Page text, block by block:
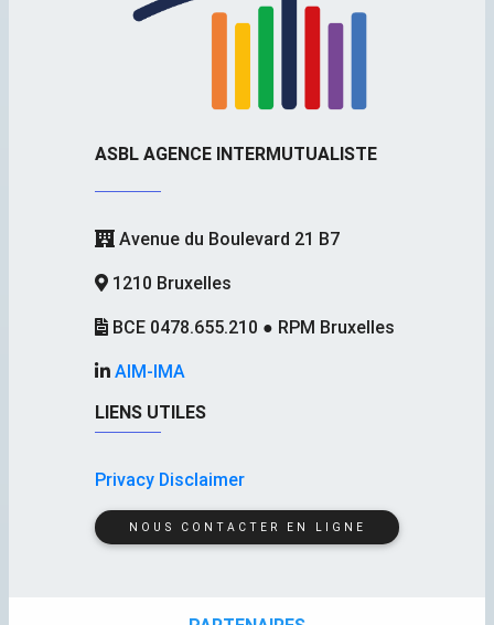
ASBL AGENCE INTERMUTUALISTE
Avenue du Boulevard 21 B7
1210 Bruxelles
BCE 0478.655.210 ● RPM Bruxelles
AIM-IMA
LIENS UTILES
Privacy Disclaimer
NOUS CONTACTER EN LIGNE